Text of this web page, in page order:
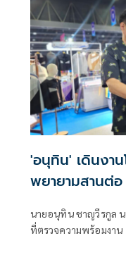
'อนุทิน' เดินงา
พยายามสานต่
นายอนุทิน ชาญวีรกูล
ที่ตรวจความพร้อมงา